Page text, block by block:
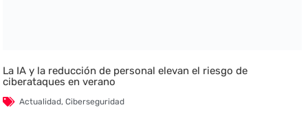
La IA y la reducción de personal elevan el riesgo de
ciberataques en verano
Actualidad,Ciberseguridad